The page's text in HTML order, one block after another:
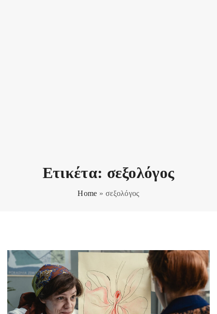
Ετικέτα: σεξολόγος
Home » σεξολόγος